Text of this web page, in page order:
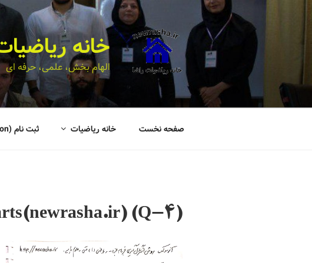
خانه
الهام بخش، علمی، حرفه ای
صفحه نخست خانه ریاضیات ثبت نام (Registration)
(Q-4) Int by Parts(newrasha.ir)